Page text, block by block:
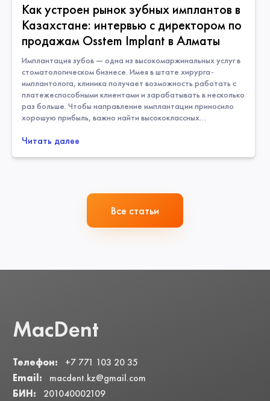
Как устроен рынок зубных имплантов в
Казахстане: интервью с директором по
продажам Osstem Implant в Алматы
Имплантация зубов — одна из высокомаржинальных услуг в
стоматологическом бизнесе. Имея в штате хирурга-
имплантолога, клиника получает возможность работать с
платежеспособными клиентами и зарабатывать в несколько
раз больше. Чтобы направление имплантации приносило
хорошую прибыль, важно найти высококлассных
заключить договор на поставку материалов с надежным
Читать далее
Все статьи
MacDent
Телефон:
+7 771 103 20 35
Email:
macdent.kz@gmail.com
БИН:
201040002109